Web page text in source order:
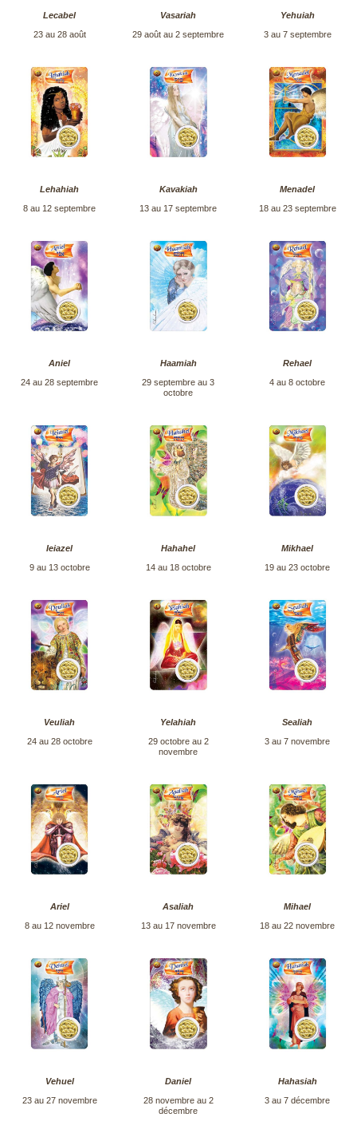
Lecabel
23 au 28 août
Vasariah
29 août au 2 septembre
Yehuiah
3 au 7 septembre
Lehahiah
8 au 12 septembre
Kavakiah
13 au 17 septembre
Menadel
18 au 23 septembre
Aniel
24 au 28 septembre
Haamiah
29 septembre au 3
octobre
Rehael
4 au 8 octobre
Ieiazel
9 au 13 octobre
Hahahel
14 au 18 octobre
Mikhael
19 au 23 octobre
Veuliah
24 au 28 octobre
Yelahiah
29 octobre au 2
novembre
Sealiah
3 au 7 novembre
Ariel
8 au 12 novembre
Asaliah
13 au 17 novembre
Mihael
18 au 22 novembre
Vehuel
23 au 27 novembre
Daniel
28 novembre au 2
décembre
Hahasiah
3 au 7 décembre